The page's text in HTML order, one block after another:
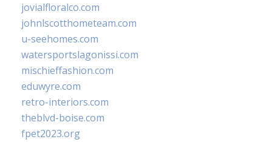
jovialfloralco.com
johnlscotthometeam.com
u-seehomes.com
watersportslagonissi.com
mischieffashion.com
eduwyre.com
retro-interiors.com
theblvd-boise.com
fpet2023.org